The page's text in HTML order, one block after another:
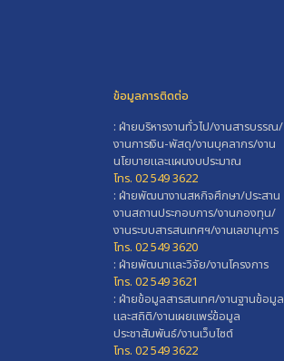
ข้อมูลการติดต่อ
: ฝ่ายบริหารงานทั่วไป/งานสารบรรณ/
งานการเงิน-พัสดุ/งานบุคลากร/งาน
นโยบายและแผนงบประมาณ
โทร. 02 549 3622
: ฝ่ายพัฒนางานสหกิจศึกษา/ประสาน
งานสถานประกอบการ/งานกองทุน/
งานระบบสารสนเทศฯ/งานเลขานุการ
โทร. 02 549 3620
: ฝ่ายพัฒนาและวิจัย/งานโครงการ
โทร. 02 549 3621
: ฝ่ายข้อมูลสารสนเทศ/งานฐานข้อมูล
และสถิติ/งานเผยแพร่ข้อมูล
ประชาสัมพันธ์/งานเว็บไซต์
โทร. 02 549 3622